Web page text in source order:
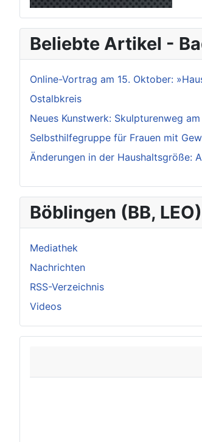
Beliebte Artikel -
Online-Vortrag am 15. Oktober:
Ostalbkreis
Neues Kunstwerk: Skulpturenweg
Selbsthilfegruppe für Frauen mit
Änderungen in der Haushaltsgröße:
Böblingen (BB, LEO)
Mediathek
Nachrichten
RSS-Verzeichnis
Videos